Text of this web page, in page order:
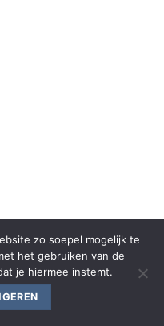
zo soepel mogelijk te
het gebruiken van de
je hiermee instemt.